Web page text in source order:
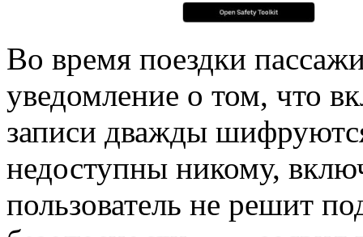
Во время поездки
уведомление о том, что
записи дважды
недоступны никому,
пользователь не решит